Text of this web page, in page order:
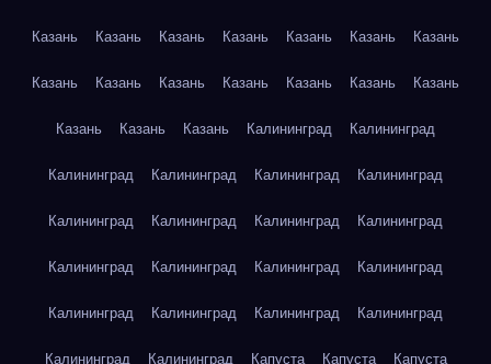
Казань Казань Казань Казань Казань Казань Казань
Казань Казань Казань Казань Казань Казань Казань
Казань Казань Казань Калининград Калининград
Калининград Калининград Калининград Калининград
Калининград Калининград Калининград Калининград
Калининград Калининград Калининград Калининград
Калининград Калининград Калининград Калининград
Калининград Калининград Капуста Капуста Капуста